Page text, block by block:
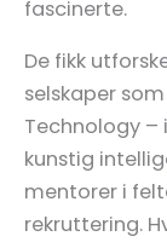
fascinerte.
De fikk
selskaper
Technology –
kunstig
mentorer i
rekruttering.